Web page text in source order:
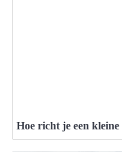
Hoe richt je een